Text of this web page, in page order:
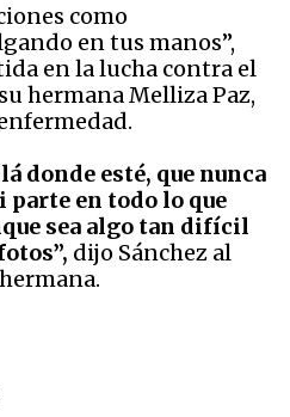
como
en tus manos”,
en la lucha contra el
hermana Melliza Paz,
donde esté, que nunca
parte en todo lo que
sea algo tan difícil
dijo Sánchez al